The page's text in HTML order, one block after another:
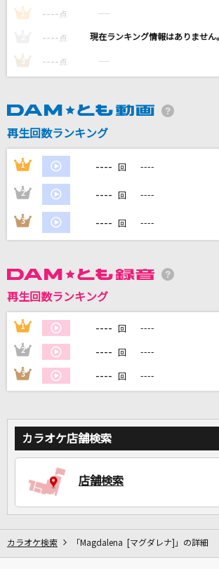
西野カナ
King Gnu
花咲ゆき美
禁じられた2人
AKB48
[生音]ゲレンデがとけるほど恋したい
広瀬香美
Vaundy
[生音]若者のすべて
suis from ヨルシカ
カラオケをもっと楽しもう！
1 ---- 点 ----
---- 点 ----
3 ---- 点 ----
再生回数ランキング
1 ---- 回 ----
2 ---- 回 ----
3 ---- 回 ----
再生回数ランキング
1 ---- 回 ----
2 ---- 回 ----
3 ---- 回 ----
カラオケ店舗検索
店舗検索
カラオケ検索 「Magdalena [マグダレナ]」の詳細